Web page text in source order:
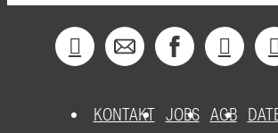
KONTAKT JOBS AGB